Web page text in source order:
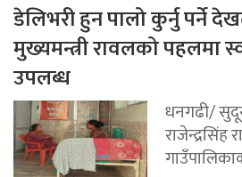
डेलिभरी हुन पालो कुर्नु पर्ने
मुख्यमन्त्री रावलको पहलमा
उपलब्ध
धनगढी/
राजेन्द्रसिंह